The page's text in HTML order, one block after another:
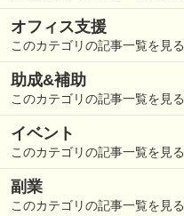
オフィス支援
このカテゴリの記事一覧を見る
助成&補助
このカテゴリの記事一覧を見る
イベント
このカテゴリの記事一覧を見る
副業
このカテゴリの記事一覧を見る